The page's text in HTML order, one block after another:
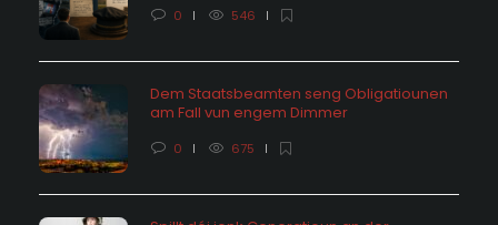
0 546
Dem Staatsbeamten seng Obligatiounen
am Fall vun engem Dimmer
0 675